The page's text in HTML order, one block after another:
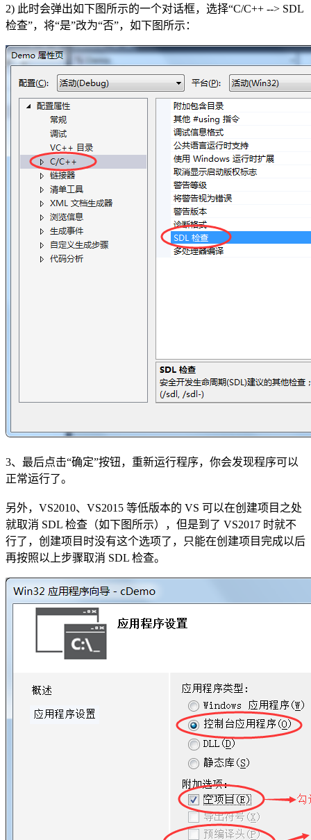
2) 此时会弹出如下图所示的一个对话框，选择“C/C++ --> SDL
检查”，将“是”改为“否”，如下图所示：
3、最后点击“确定”按钮，重新运行程序，你会发现程序可以
正常运行了。
另外，VS2010、VS2015 等低版本的 VS 可以在创建项目之处
就取消 SDL 检查（如下图所示），但是到了 VS2017 时就不
行了，创建项目时没有这个选项了，只能在创建项目完成以后
再按照以上步骤取消 SDL 检查。